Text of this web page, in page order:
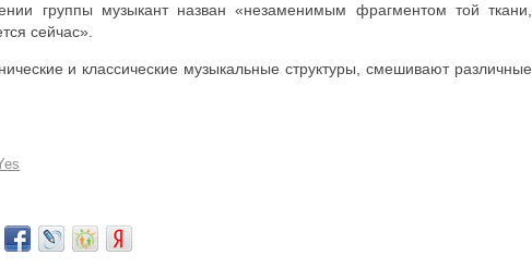
группы музыкант назван «незаменимым фрагментом той ткани,
сейчас».
и классические музыкальные структуры, смешивают различные